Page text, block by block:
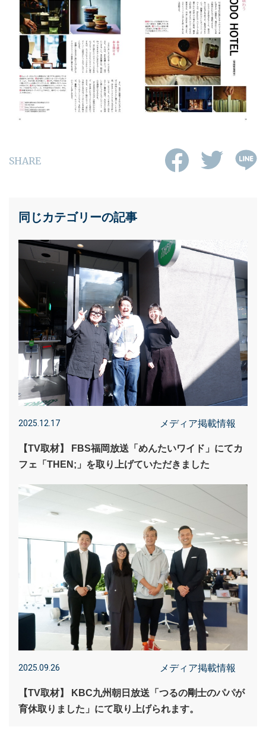
SHARE
同じカテゴリーの記事
2025.12.17 メディア掲載情報
【TV取材】 FBS福岡放送「めんたいワイド」にてカ
フェ「THEN;」を取り上げていただきました
2025.09.26 メディア掲載情報
【TV取材】 KBC九州朝日放送「つるの剛士のパパが
育休取りました」にて取り上げられます。